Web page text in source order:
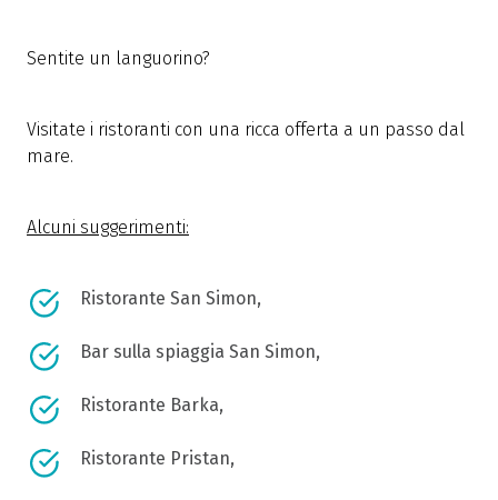
Sentite un languorino?
Visitate i ristoranti con una ricca offerta a un passo dal
mare.
Alcuni suggerimenti:
Ristorante San Simon,
Bar sulla spiaggia San Simon,
Ristorante Barka,
Ristorante Pristan,